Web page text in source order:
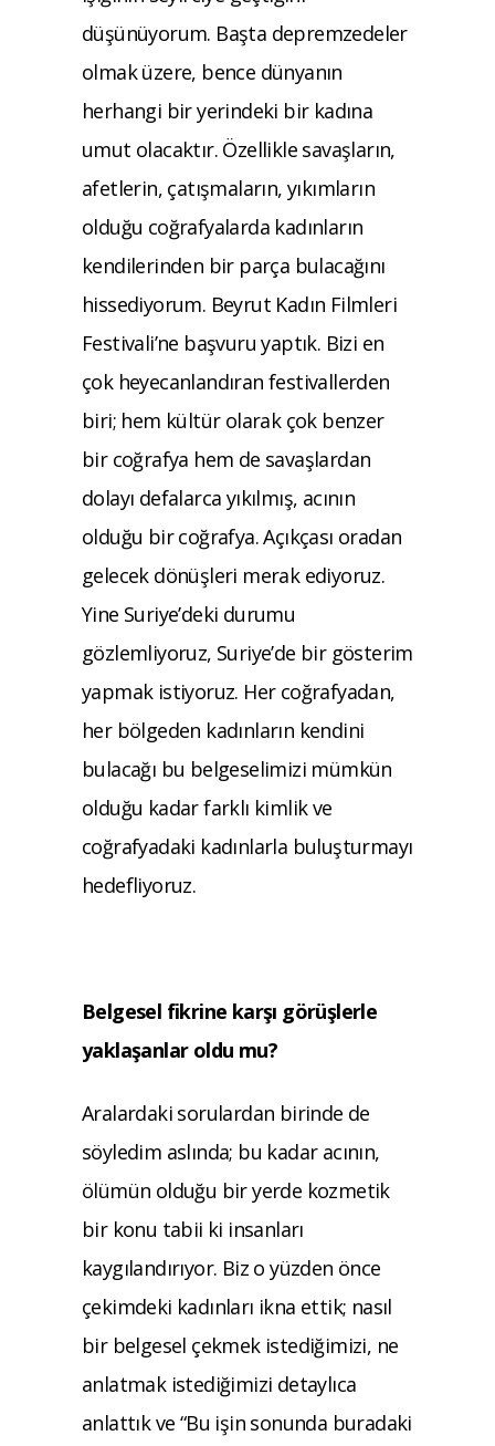
düşünüyorum. Başta depremzedeler
olmak üzere, bence dünyanın
herhangi bir yerindeki bir kadına
umut olacaktır. Özellikle savaşların,
afetlerin, çatışmaların, yıkımların
olduğu coğrafyalarda kadınların
kendilerinden bir parça bulacağını
hissediyorum. Beyrut Kadın Filmleri
Festivali’ne başvuru yaptık. Bizi en
çok heyecanlandıran festivallerden
biri; hem kültür olarak çok benzer
bir coğrafya hem de savaşlardan
dolayı defalarca yıkılmış, acının
olduğu bir coğrafya. Açıkçası oradan
gelecek dönüşleri merak ediyoruz.
Yine Suriye’deki durumu
gözlemliyoruz, Suriye’de bir gösterim
yapmak istiyoruz. Her coğrafyadan,
her bölgeden kadınların kendini
bulacağı bu belgeselimizi mümkün
olduğu kadar farklı kimlik ve
coğrafyadaki kadınlarla buluşturmayı
hedefliyoruz.
Belgesel fikrine karşı görüşlerle
yaklaşanlar oldu mu?
Aralardaki sorulardan birinde de
söyledim aslında; bu kadar acının,
ölümün olduğu bir yerde kozmetik
bir konu tabii ki insanları
kaygılandırıyor. Biz o yüzden önce
çekimdeki kadınları ikna ettik; nasıl
bir belgesel çekmek istediğimizi, ne
anlatmak istediğimizi detaylıca
anlattık ve “Bu işin sonunda buradaki